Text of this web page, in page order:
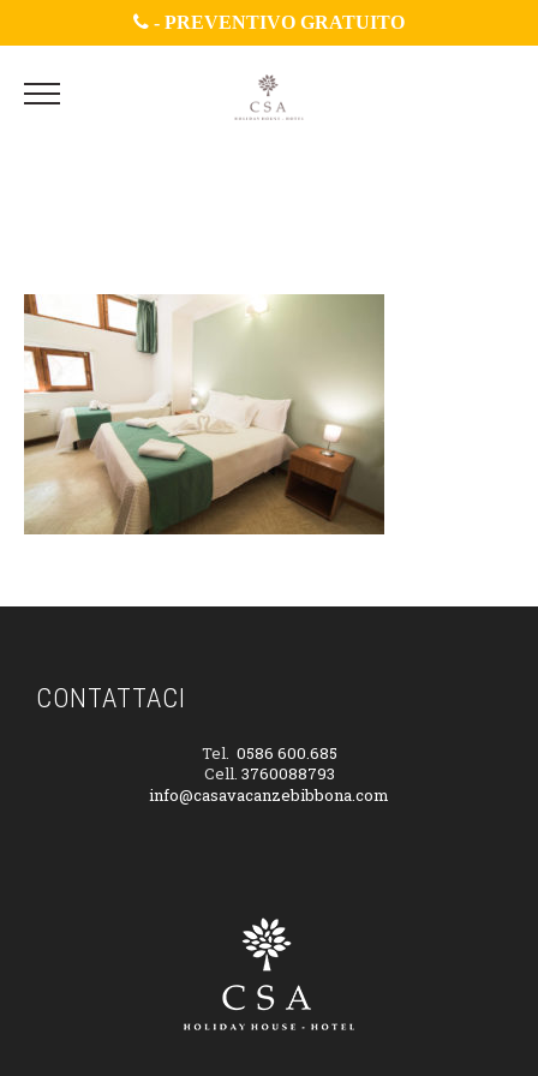
- PREVENTIVO GRATUITO
CONTATTACI
Tel. 0586 600.685
Cell. 3760088793
info@casavacanzebibbona.com